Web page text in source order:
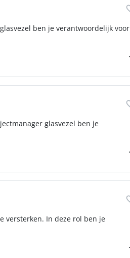
ben je verantwoordelijk voor
glasvezel ben je
versterken. In deze rol ben je